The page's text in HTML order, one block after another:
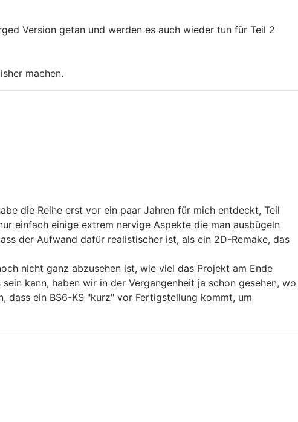
Version getan und werden es auch wieder tun für Teil 2
machen.
die Reihe erst vor ein paar Jahren für mich entdeckt, Teil
einfach einige extrem nervige Aspekte die man ausbügeln
der Aufwand dafür realistischer ist, als ein 2D-Remake, das
nicht ganz abzusehen ist, wie viel das Projekt am Ende
kann, haben wir in der Vergangenheit ja schon gesehen, wo
dass ein BS6-KS "kurz" vor Fertigstellung kommt, um